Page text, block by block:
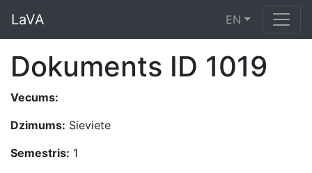
LaVA EN
Dokuments ID 1019
Vecums:
Dzimums: Sieviete
Semestris: 1